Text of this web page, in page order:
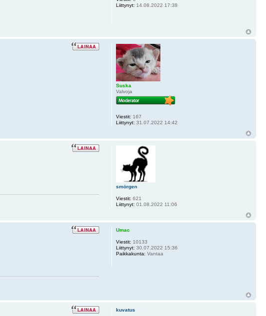
Liittynyt: 14.08.2022 17:38
Suska
Valvoja
Viestit: 167
Liittynyt: 31.07.2022 14:42
smörgen
Viestit: 621
Liittynyt: 01.08.2022 11:06
Umac
Viestit: 10133
Liittynyt: 30.07.2022 15:36
Paikkakunta: Vantaa
kuvatus